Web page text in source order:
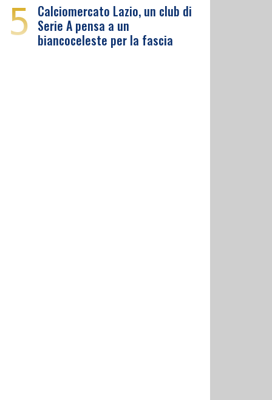
5 Calciomercato Lazio, un club di
Serie A pensa a un
biancoceleste per la fascia